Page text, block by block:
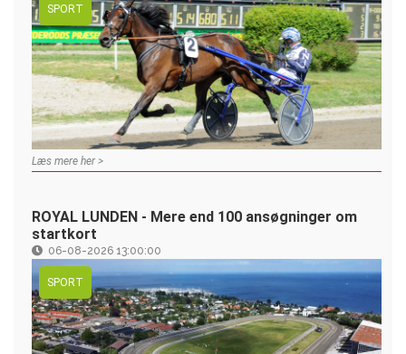
SPORT
Læs mere her >
ROYAL LUNDEN - Mere end 100 ansøgninger om
startkort
06-08-2026 13:00:00
SPORT